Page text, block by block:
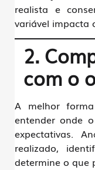
realista e
variável impacta
2.
com o
A melhor
entender onde
expectativas.
realizado,
determine o que